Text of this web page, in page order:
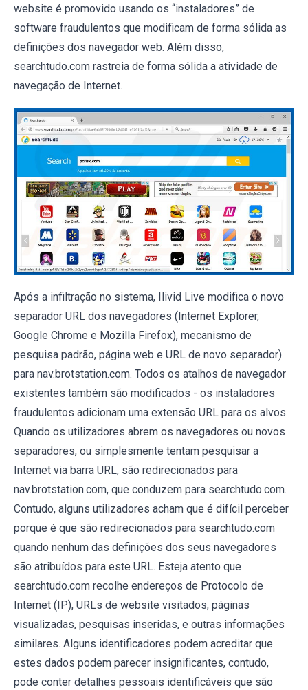
website é promovido usando os “instaladores” de
software fraudulentos que modificam de forma sólida as
definições dos navegador web. Além disso,
searchtudo.com rastreia de forma sólida a atividade de
navegação de Internet.
Após a infiltração no sistema, Ilivid Live modifica o novo
separador URL dos navegadores (Internet Explorer,
Google Chrome e Mozilla Firefox), mecanismo de
pesquisa padrão, página web e URL de novo separador)
para nav.brotstation.com. Todos os atalhos de navegador
existentes também são modificados - os instaladores
fraudulentos adicionam uma extensão URL para os alvos.
Quando os utilizadores abrem os navegadores ou novos
separadores, ou simplesmente tentam pesquisar a
Internet via barra URL, são redirecionados para
nav.brotstation.com, que conduzem para searchtudo.com.
Contudo, alguns utilizadores acham que é difícil perceber
porque é que são redirecionados para searchtudo.com
quando nenhum das definições dos seus navegadores
são atribuídos para este URL. Esteja atento que
searchtudo.com recolhe endereços de Protocolo de
Internet (IP), URLs de website visitados, páginas
visualizadas, pesquisas inseridas, e outras informações
similares. Alguns identificadores podem acreditar que
estes dados podem parecer insignificantes, contudo,
pode conter detalhes pessoais identificáveis que são